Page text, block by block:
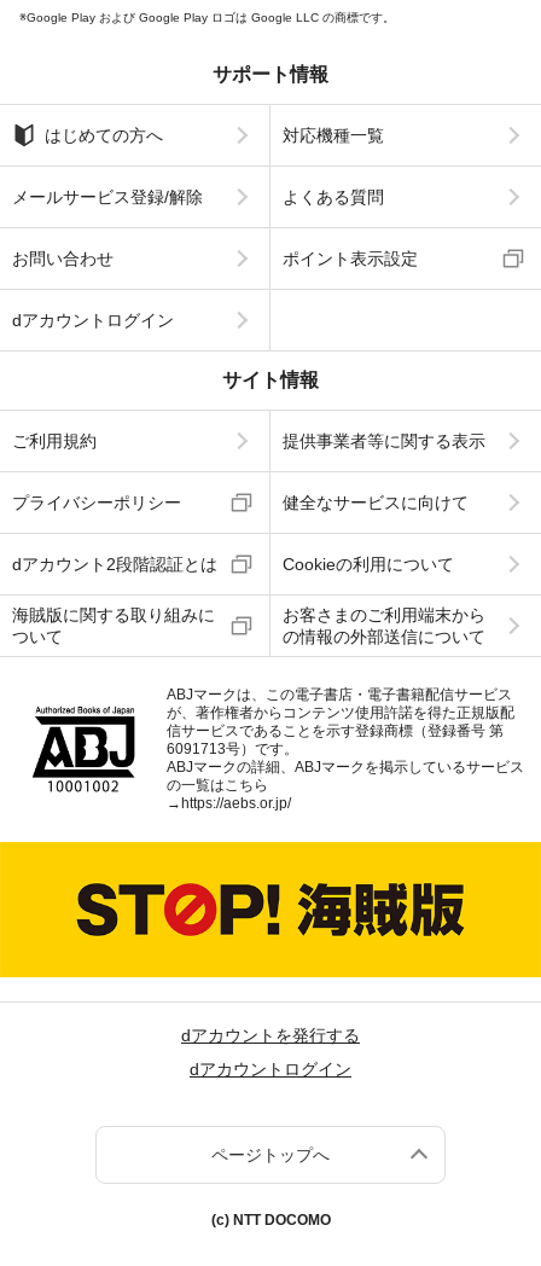
Google Play および Google Play ロゴは Google LLC の商標です。
サポート情報
はじめての方へ 対応機種一覧
メールサービス登録/解除 よくある質問
お問い合わせ ポイント表示設定
dアカウントログイン
サイト情報
ご利用規約 提供事業者等に関する表示
プライバシーポリシー 健全なサービスに向けて
dアカウント2段階認証とは Cookieの利用について
海賊版に関する取り組みに
ついて
お客さまのご利用端末から
の情報の外部送信について
ABJマークは、この電子書店・電子書籍配信サービス
が、著作権者からコンテンツ使用許諾を得た正規版配
信サービスであることを示す登録商標（登録番号 第
6091713号）です。
ABJマークの詳細、ABJマークを掲示しているサービス
の一覧はこちら
→https://aebs.or.jp/
dアカウントを発行する
dアカウントログイン
ページトップへ
(c) NTT DOCOMO